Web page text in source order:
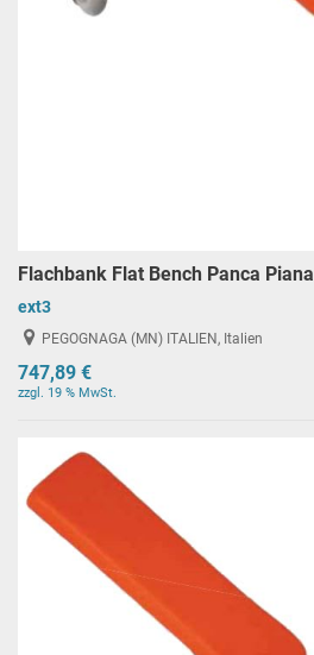
Flachbank Flat Bench Panca Piana
ext3
PEGOGNAGA (MN) ITALIEN, Italien
747,89 €
zzgl. 19 % MwSt.